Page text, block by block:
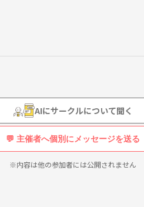
AIにサークルについて聞く
💬 主催者へ個別にメッセージを送る
※内容は他の参加者には公開されません